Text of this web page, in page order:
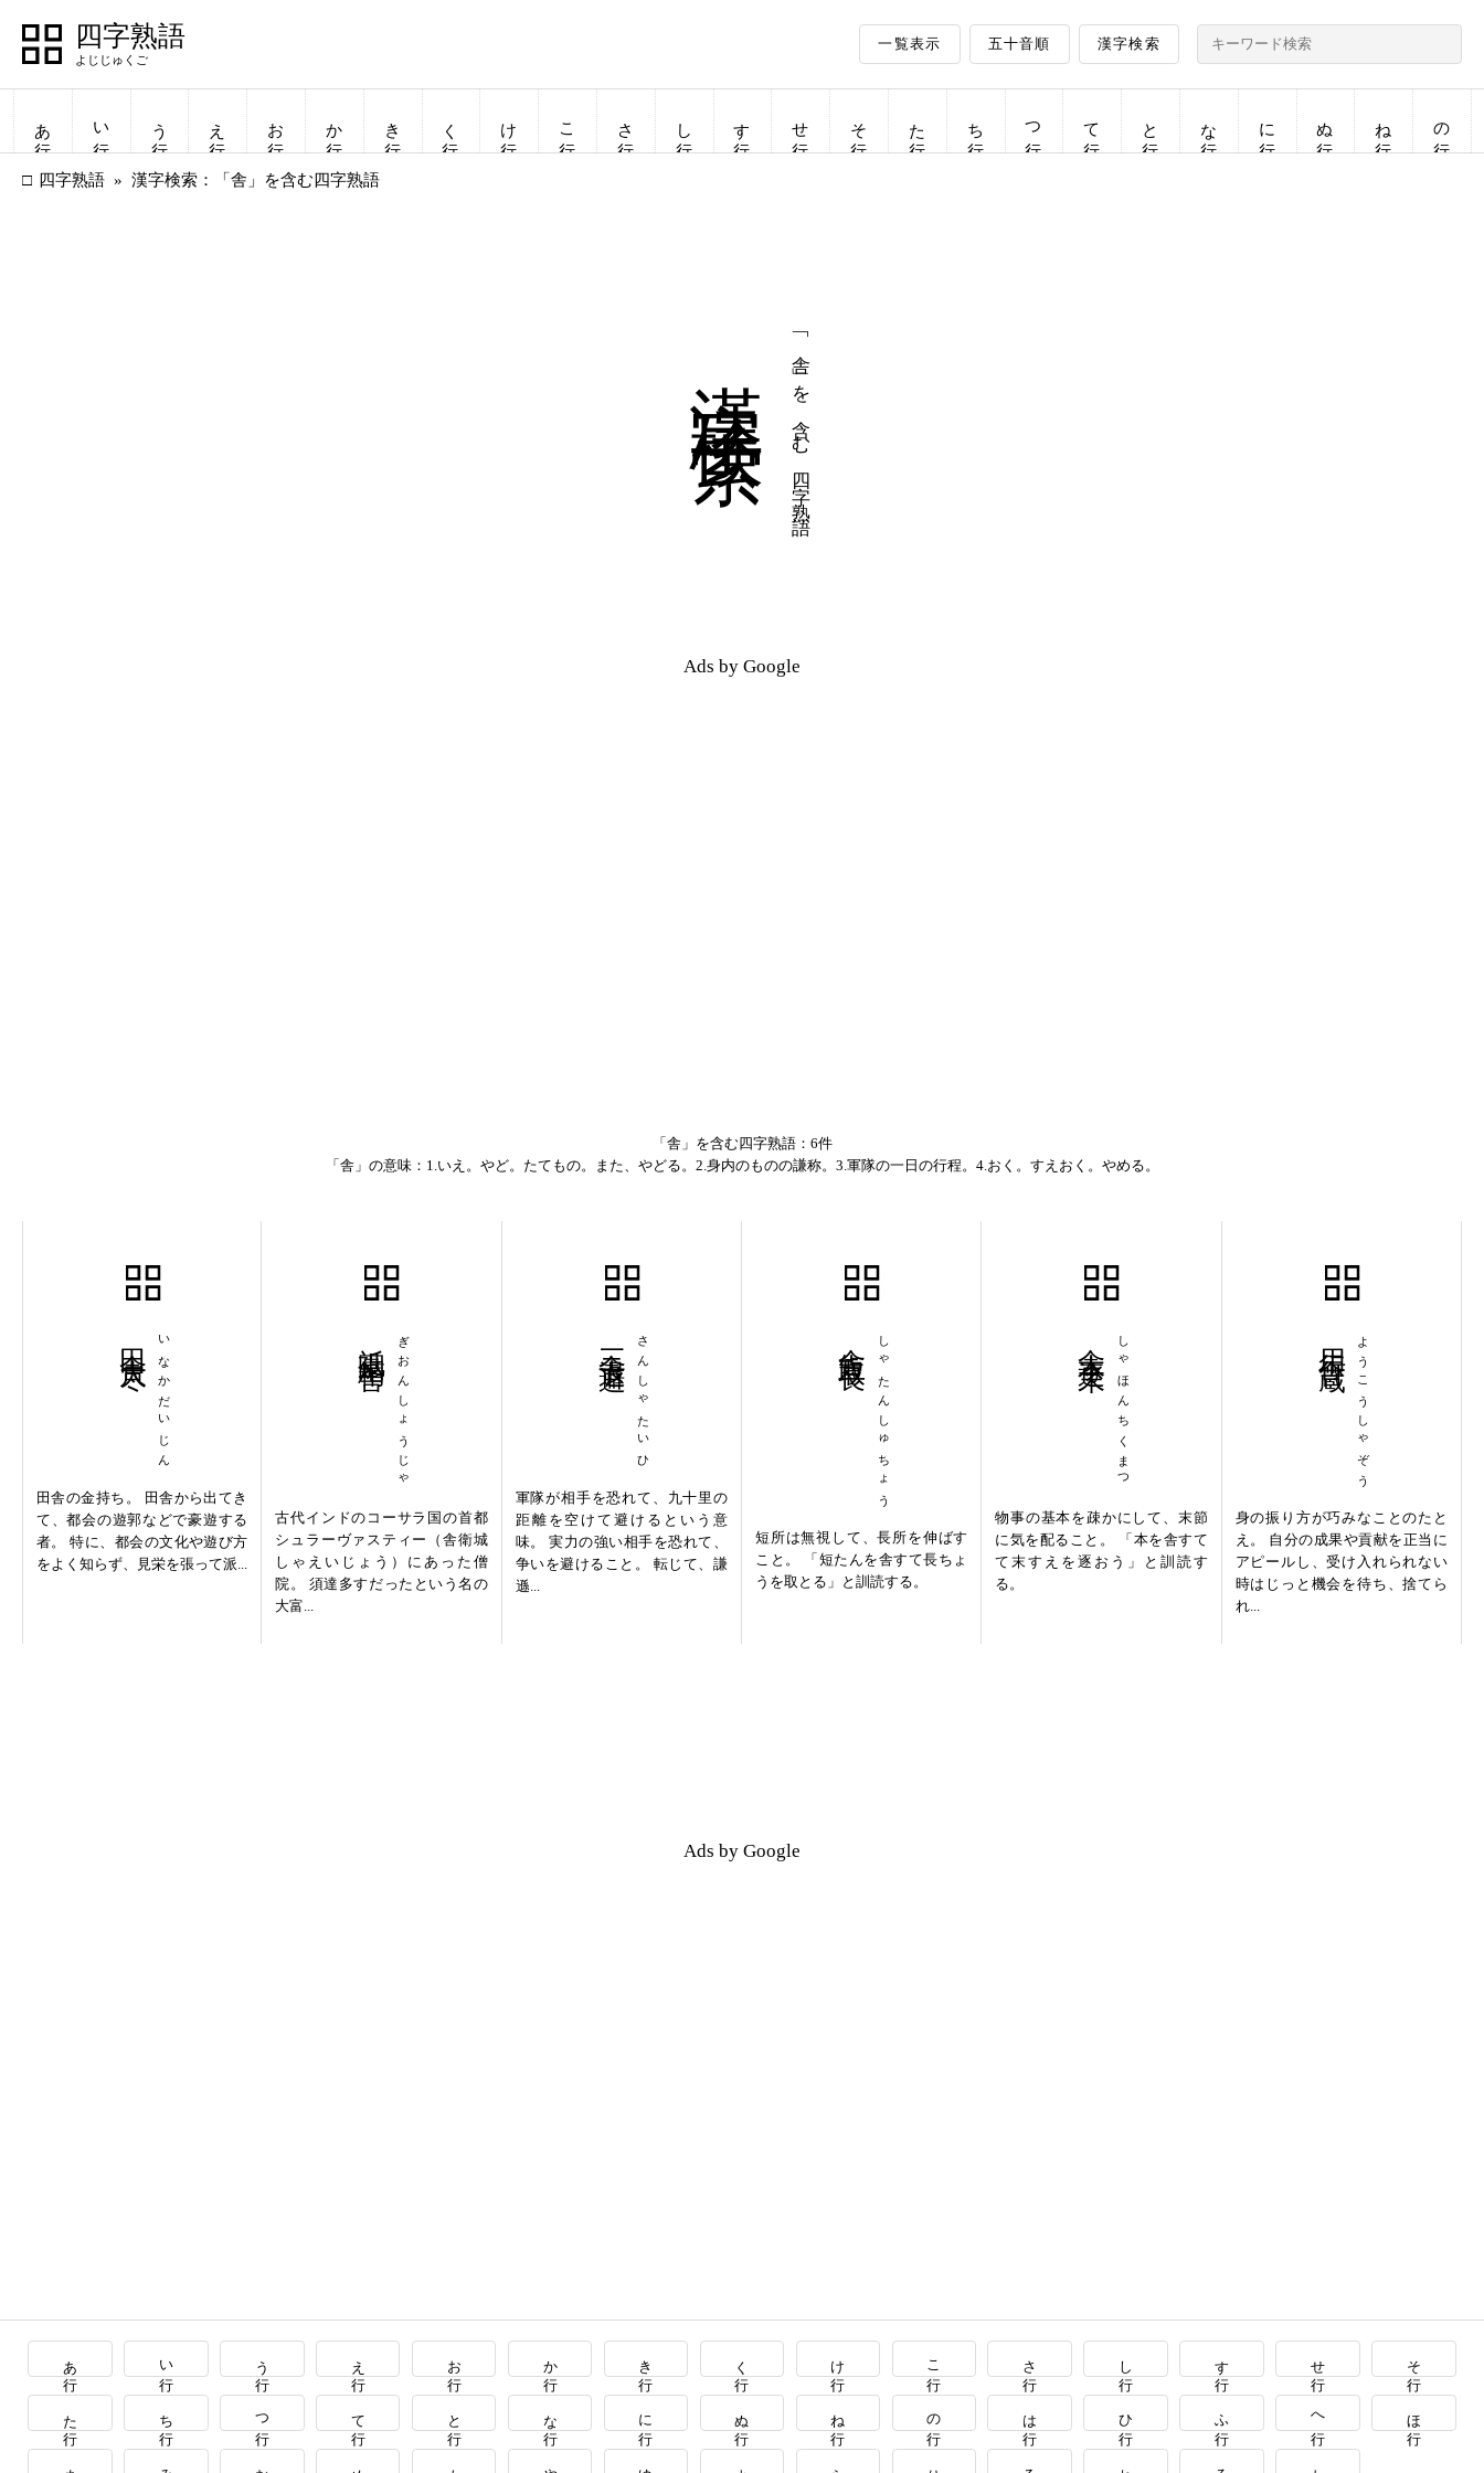
四字熟語 一覧表示 五十音順 漢字検索
あ行 い行 う行 え行 お行 か行 き行 く行 け行 こ行 さ行 し行 す行 せ行 そ行 た行 ち行 つ行 て行 と行 な行 に行 ぬ行 ね行 の行
四字熟語 漢字検索：「舎」を含む四字熟語
「舎」を含む四字熟語
Ads by Google
「舎」を含む四字熟語：6件
「舎」の意味：1.いえ。やど。たてもの。また、やどる。2.身内のものの謙称。3.軍隊の一日の行程。4.おく。すえおく。やめる。
いなかだいじん
田舎の金持ち。 田舎から出てき
て、都会の遊郭などで豪遊する
者。 特に、都会の文化や遊び方
をよく知らず、見栄を張って派...
ぎおんしょうじゃ
古代インドのコーサラ国の首都
シュラーヴァスティー（舎衛城
しゃえいじょう）にあった僧
院。 須達多すだったという名の
大富...
さんしゃたいひ
軍隊が相手を恐れて、九十里の
距離を空けて避けるという意
味。 実力の強い相手を恐れて、
争いを避けること。 転じて、謙
遜...
しゃたんしゅちょう
短所は無視して、長所を伸ばす
こと。 「短たんを舎すて長ちょ
うを取とる」と訓読する。
しゃほんちくまつ
物事の基本を疎かにして、末節
に気を配ること。 「本を舎すて
て末すえを逐おう」と訓読す
る。
ようこうしゃぞう
身の振り方が巧みなことのたと
え。 自分の成果や貢献を正当に
アピールし、受け入れられない
時はじっと機会を待ち、捨てら
れ...
Ads by Google
あ行 い行 う行 え行 お行 か行 き行 く行 け行 こ行 さ行 し行 す行 せ行 そ行
た行 ち行 つ行 て行 と行 な行 に行 ぬ行 ね行 の行 は行 ひ行 ふ行 へ行 ほ行
ま行 み行 む行 め行 も行 や行 ゆ行 よ行 ら行 り行 る行 れ行 ろ行 わ行